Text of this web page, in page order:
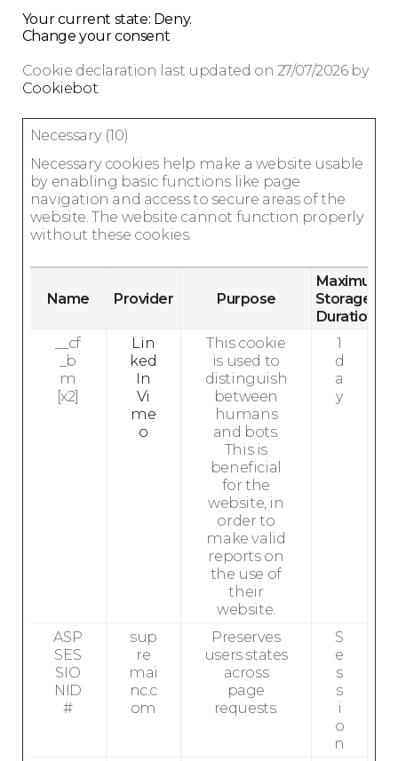
Your current state: Deny.
Change your consent
Cookie declaration last updated on 27/07/2026 by
Cookiebot:
Necessary (10)
Necessary cookies help make a website usable
by enabling basic functions like page
navigation and access to secure areas of the
website. The website cannot function properly
without these cookies.
Name Provider Purpose
Maximum
Storage
Duration
__cf
_b
m
[x2]
Lin
ked
In
Vi
me
o
This cookie
is used to
distinguish
between
humans
and bots.
This is
beneficial
for the
website, in
order to
make valid
reports on
the use of
their
website.
1
d
a
y
ASP
SES
SIO
NID
#
sup
re
mai
nc.c
om
Preserves
users states
across
page
requests.
S
e
s
s
i
o
n